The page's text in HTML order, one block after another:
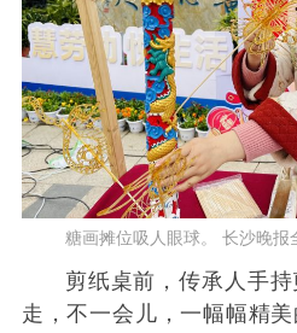
糖画摊位吸人眼球。 长沙晚报
剪纸桌前，传承人手
走，不一会儿，一幅幅精